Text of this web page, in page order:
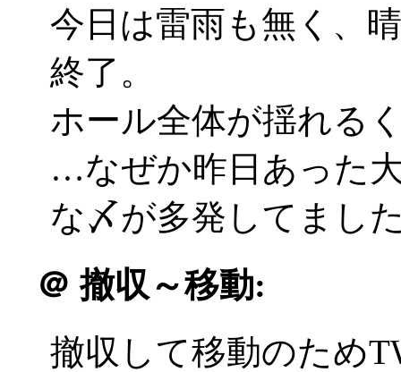
今日は雷雨も無く、
終了。
ホール全体が揺れる
…なぜか昨日あった
な〆が多発してまし
＠ 撤収～移動:
撤収して移動のため